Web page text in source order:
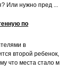
Или нужно пред ...
по
в
второй ребенок,
что места стало м